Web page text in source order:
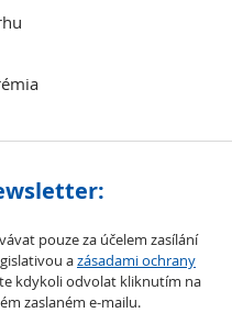
pouze za účelem zasílání
azásadami ochrany
kdykoli odvolat kliknutím na
zaslaném e-mailu.